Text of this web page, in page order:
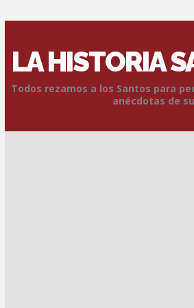
LA HISTORIA
Todos rezamos a los Santos para
anécdotas de